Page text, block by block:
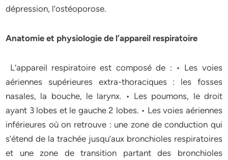
dépression, l’ostéoporose.
Anatomie et physiologie de l’appareil respiratoire
L’appareil respiratoire est composé de : • Les voies
aériennes supérieures extra-thoraciques : les fosses
nasales, la bouche, le larynx. • Les poumons, le droit
ayant 3 lobes et le gauche 2 lobes. • Les voies aériennes
inférieures où on retrouve : une zone de conduction qui
s’étend de la trachée jusqu’aux bronchioles respiratoires
et une zone de transition partant des bronchioles